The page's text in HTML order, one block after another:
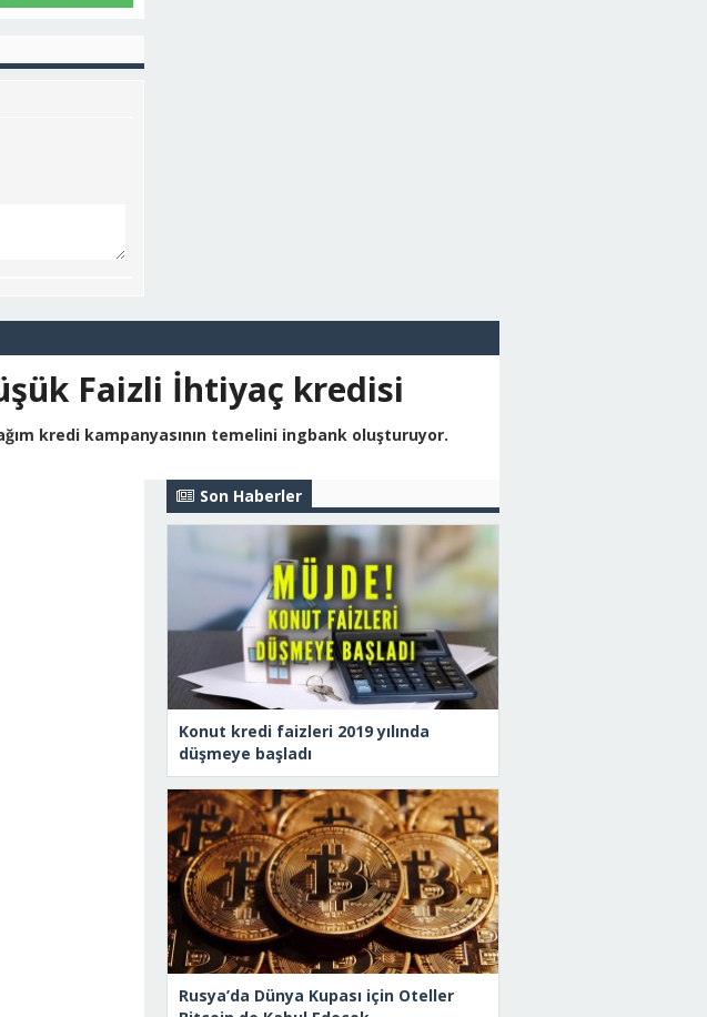
Faizli İhtiyaç kredisi
kredi kampanyasının temelini ingbank oluşturuyor.
Son Haberler
Konut kredi faizleri 2019 yılında
düşmeye başladı
Rusya’da Dünya Kupası için Oteller